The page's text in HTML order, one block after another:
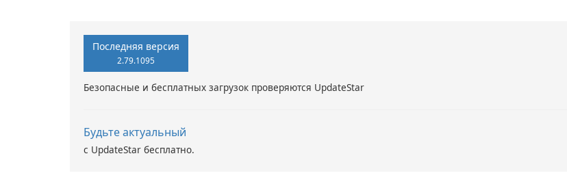
Последняя версия
2.79.1095
Безопасные и бесплатных загрузок проверяются UpdateStar
Будьте актуальный
с UpdateStar бесплатно.